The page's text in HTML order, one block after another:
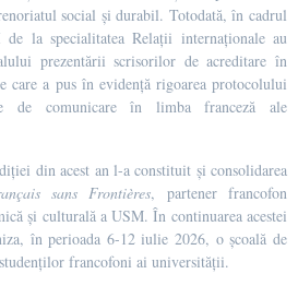
social și durabil. Totodată, în cadrul
la specialitatea Relații internaționale au
prezentării scrisorilor de acreditare în
care a pus în evidență rigoarea protocolului
de comunicare în limba franceză ale
din acest an l-a constituit și consolidarea
sans Frontières, partener francofon
și culturală a USM. În continuarea acestei
în perioada 6-12 iulie 2026, o școală de
francofoni ai universității.